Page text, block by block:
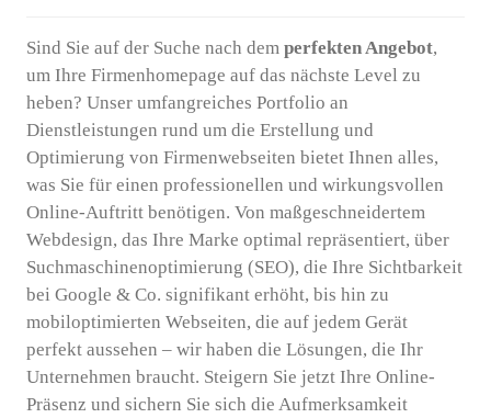
Sind Sie auf der Suche nach dem perfekten Angebot,
um Ihre Firmenhomepage auf das nächste Level zu
heben? Unser umfangreiches Portfolio an
Dienstleistungen rund um die Erstellung und
Optimierung von Firmenwebseiten bietet Ihnen alles,
was Sie für einen professionellen und wirkungsvollen
Online-Auftritt benötigen. Von maßgeschneidertem
Webdesign, das Ihre Marke optimal repräsentiert, über
Suchmaschinenoptimierung (SEO), die Ihre Sichtbarkeit
bei Google & Co. signifikant erhöht, bis hin zu
mobiloptimierten Webseiten, die auf jedem Gerät
perfekt aussehen – wir haben die Lösungen, die Ihr
Unternehmen braucht. Steigern Sie jetzt Ihre Online-
Präsenz und sichern Sie sich die Aufmerksamkeit